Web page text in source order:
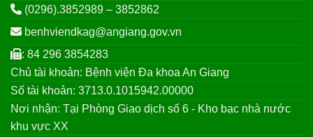
(0296).3852989 – 3852862
benhviendkag@angiang.gov.vn
: 84 296 3854283
Chủ tài khoản: Bệnh viện Đa khoa An Giang
Số tài khoản: 3713.0.1015942.00000
Nơi nhận: Tại Phòng Giao dịch số 6 - Kho bạc nhà nước
khu vực XX